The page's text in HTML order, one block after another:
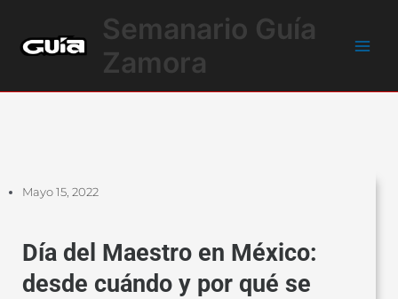
contenido
Semanario Guía
Zamora
Mayo 15, 2022
Día del Maestro en México:
desde cuándo y por qué se